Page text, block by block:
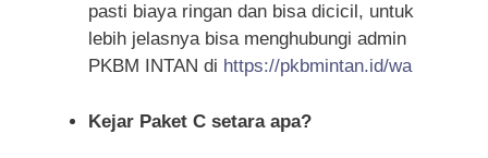
pasti biaya ringan dan bisa dicicil, untuk
lebih jelasnya bisa menghubungi admin
PKBM INTAN di https://pkbmintan.id/wa
Kejar Paket C setara apa?